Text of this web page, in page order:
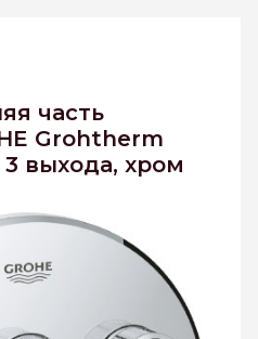
часть
Grohtherm
выхода, хром